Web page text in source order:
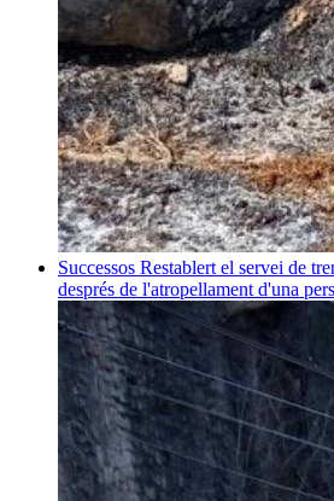
Successos Restablert el servei de
després de l'atropellament d'una